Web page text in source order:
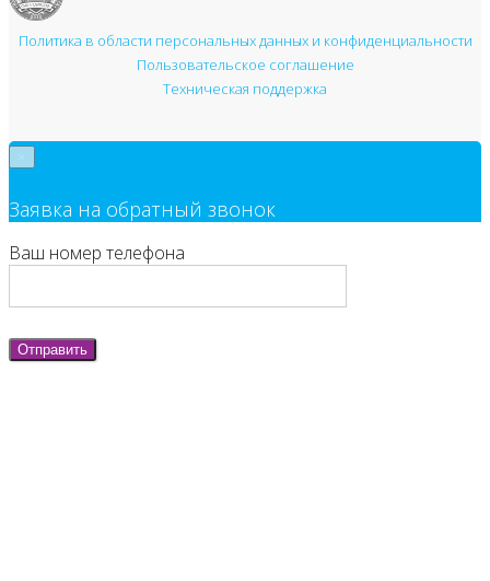
Политика в области персональных данных и конфиденциальности
Пользовательское соглашение
Техническая поддержка
Заявка на обратный звонок
Ваш номер телефона
Отправить